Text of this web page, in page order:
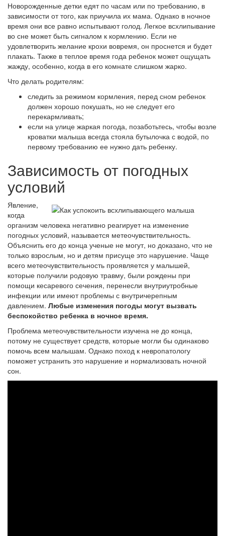
Новорожденные детки едят по часам или по требованию, в
зависимости от того, как приучила их мама. Однако в ночное
время они все равно испытывают голод. Легкое всхлипывание
во сне может быть сигналом к кормлению. Если не
удовлетворить желание крохи вовремя, он проснется и будет
плакать. Также в теплое время года ребенок может ощущать
жажду, особенно, когда в его комнате слишком жарко.
Что делать родителям:
следить за режимом кормления, перед сном ребенок
должен хорошо покушать, но не следует его
перекармливать;
если на улице жаркая погода, позаботьтесь, чтобы возле
кроватки малыша всегда стояла бутылочка с водой, по
первому требованию ее нужно дать ребенку.
Зависимость от погодных
условий
Явление,
когда
организм человека негативно реагирует на изменение
погодных условий, называется метеочувствительность.
Объяснить его до конца ученые не могут, но доказано, что не
только взрослым, но и детям присуще это нарушение. Чаще
всего метеочувствительность проявляется у малышей,
которые получили родовую травму, были рождены при
помощи кесаревого сечения, перенесли внутриутробные
инфекции или имеют проблемы с внутричерепным
давлением. Любые изменения погоды могут вызвать
беспокойство ребенка в ночное время.
Проблема метеочувствительности изучена не до конца,
потому не существует средств, которые могли бы одинаково
помочь всем малышам. Однако поход к невропатологу
поможет устранить это нарушение и нормализовать ночной
сон.